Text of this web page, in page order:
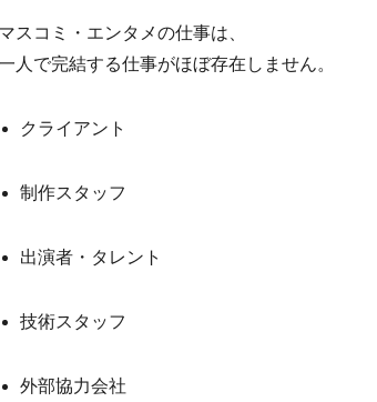
マスコミ・エンタメの仕事は、
人で完結する仕事がほぼ存在しません。
クライアント
制作スタッフ
出演者・タレント
技術スタッフ
外部協力会社